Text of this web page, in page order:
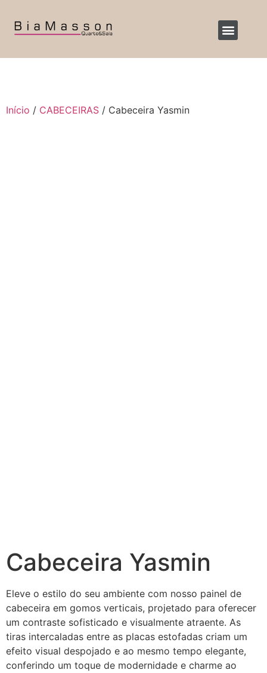
Início / CABECEIRAS / Cabeceira Yasmin
Cabeceira Yasmin
Eleve o estilo do seu ambiente com nosso painel de
cabeceira em gomos verticais, projetado para oferecer
um contraste sofisticado e visualmente atraente. As
tiras intercaladas entre as placas estofadas criam um
efeito visual despojado e ao mesmo tempo elegante,
conferindo um toque de modernidade e charme ao